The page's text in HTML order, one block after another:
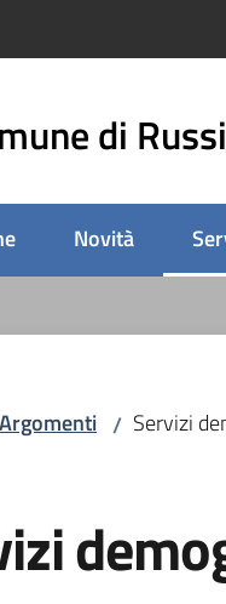
di Russi
Novità
Argomenti / Servizi